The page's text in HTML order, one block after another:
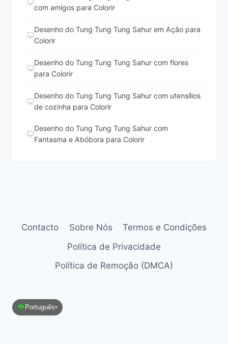
com amigos para Colorir
Desenho do Tung Tung Tung Sahur em Ação para
Colorir
Desenho do Tung Tung Tung Sahur com flores
para Colorir
Desenho do Tung Tung Tung Sahur com utensílios
de cozinha para Colorir
Desenho do Tung Tung Tung Sahur com
Fantasma e Abóbora para Colorir
Contacto Sobre Nós
Termos e Condições
Política de Privacidade
Política de Remoção (DMCA)
Português▾